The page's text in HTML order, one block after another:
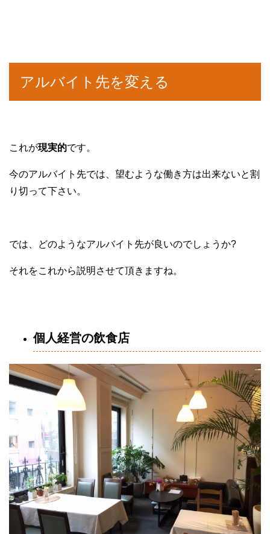
アルバイト先を変える
これが現実的です。
今のアルバイト先では、望むような働き方は出来ないと割
り切って下さい。
では、どのようなアルバイト先が良いのでしょうか?
それをこれから説明させて頂きますね。
個人経営の飲食店